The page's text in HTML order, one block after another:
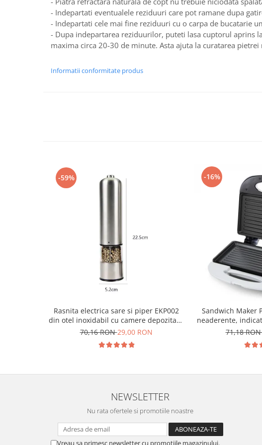
- Indepartati eventualele reziduuri care pot ramane dupa
- Indepartati cele mai fine reziduuri cu o carpa de bucatarie
- Dupa indepartarea reziduurilor, puteti lasa cuptorul aprins
maxima circa 20-30 de minute. Asta ajuta la curatarea pietrei
Informatii conformitate produs
-59%
Rasnita electrica sare si piper EKP002
din otel inoxidabil cu camere depozitare
transparente, control finetea macinarii
70,16 RON29,00 RON
-16%
Sandwich Maker
neaderente,
71,18
NEWSLETTER
Nu rata ofertele si promotiile noastre
Vreau sa primesc newsletter cu promotiile magazinului.